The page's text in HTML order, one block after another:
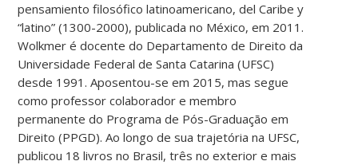
pensamiento filosófico latinoamericano, del Caribe y
“latino” (1300-2000), publicada no México, em 2011.
Wolkmer é docente do Departamento de Direito da
Universidade Federal de Santa Catarina (UFSC)
desde 1991. Aposentou-se em 2015, mas segue
como professor colaborador e membro
permanente do Programa de Pós-Graduação em
Direito (PPGD). Ao longo de sua trajetória na UFSC,
publicou 18 livros no Brasil, três no exterior e mais